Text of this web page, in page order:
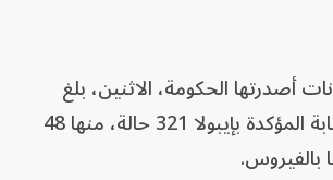
أصدرتها الحكومة، الاثنين، بلغ
عدد حالات الإصابة المؤكدة بإيبولا 321 حالة، منها 48
بالفيروس.